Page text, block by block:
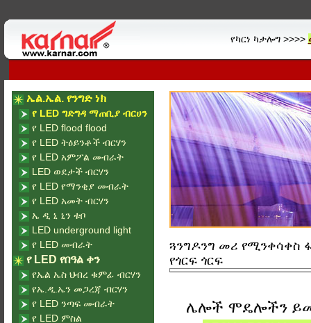
የካርነ ካታሎግ >>>>
ጓንግዶንግ መሪ የሚንቀሳቀስ
የጎርፍ ጎርፍ
ሌሎች ሞዴሎችን
ኤል.ኤል. የንግድ ነክ
የ LED ግድግዳ ማጠቢያ ብርሀን
የ LED flood flood
የ LED ትዕይንቶች ብርሃን
የ LED አምፖል መብራት
LED ወደታች ብርሃን
የ LED የማንቂያ መብራት
የ LED አመት ብርሃን
ኤ ዲ ኒ ኒን ቱቦ
LED underground light
የ LED መብራት
የ LED የበዓል ቀን
የኤል ኤስ ህብረ ቁምፊ ብርሃን
የኤ.ዲ.ኤን መጋረጃ ብርሃን
የ LED ንጣፍ መብራት
የ LED ምስል